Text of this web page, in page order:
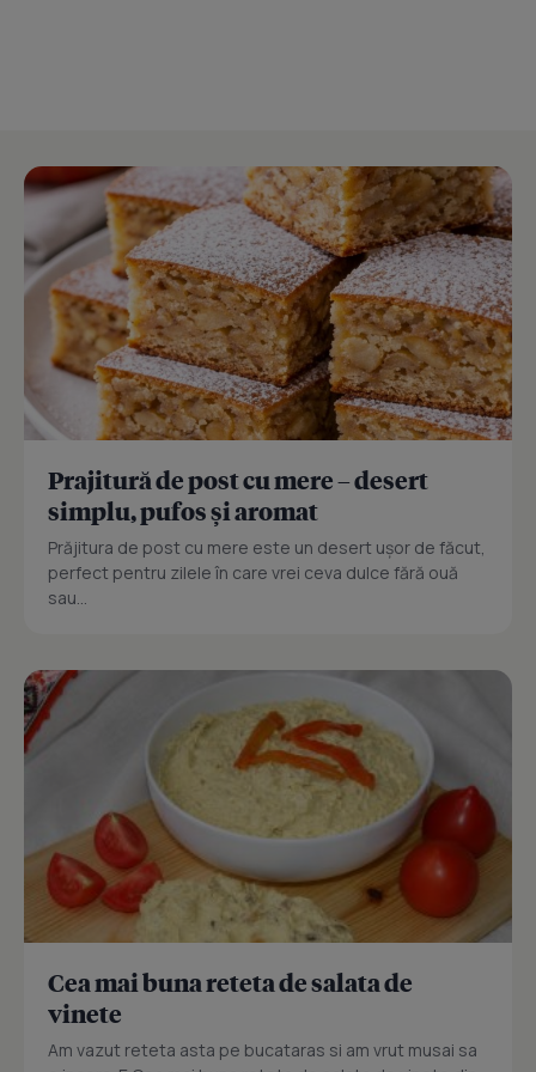
Prajitură de post cu mere – desert
simplu, pufos și aromat
Prăjitura de post cu mere este un desert ușor de făcut,
perfect pentru zilele în care vrei ceva dulce fără ouă
sau...
Cea mai buna reteta de salata de
vinete
Am vazut reteta asta pe bucataras si am vrut musai sa